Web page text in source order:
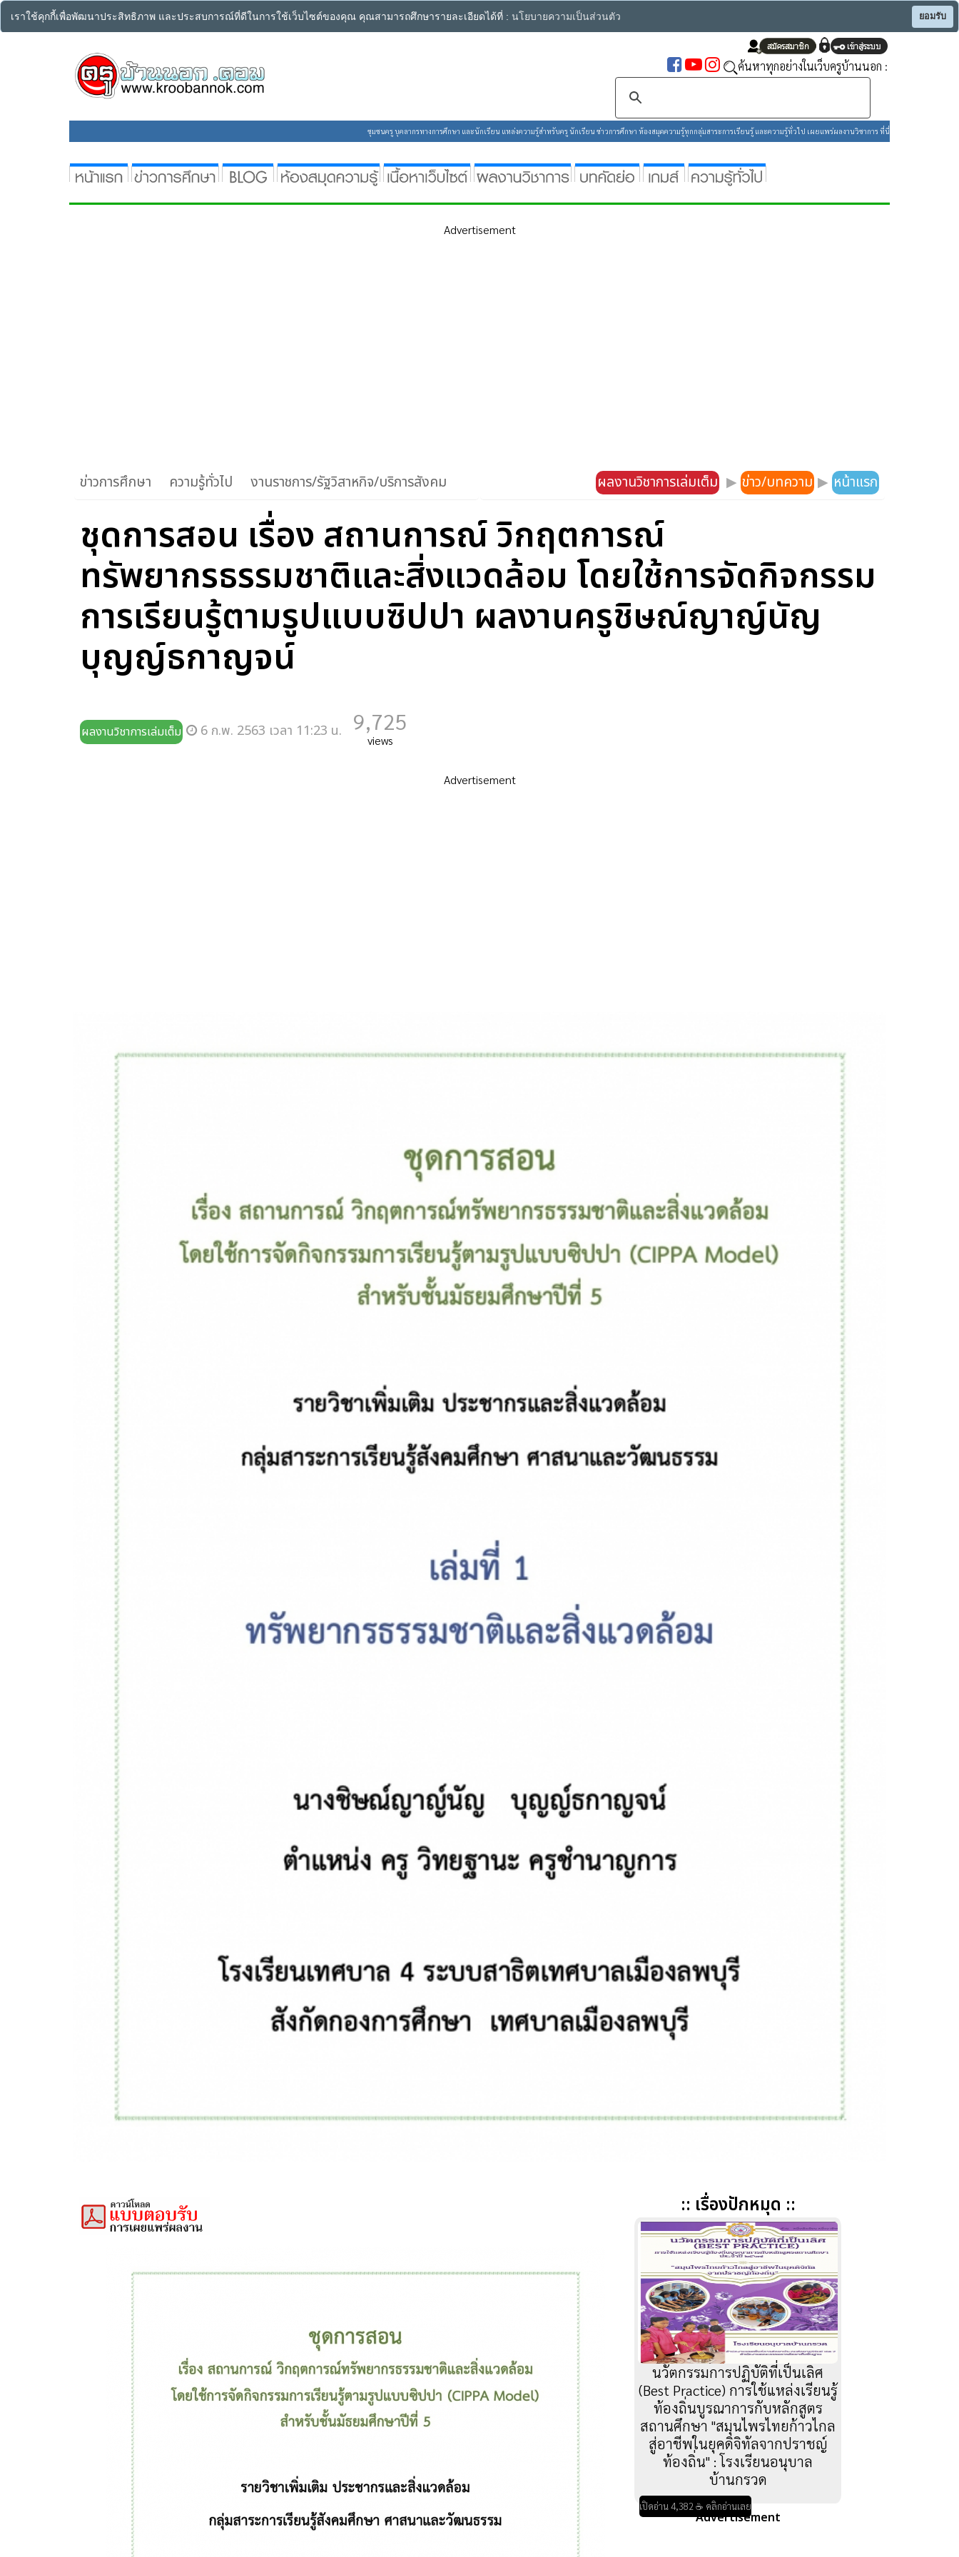
เราใช้คุกกี้เพื่อพัฒนาประสิทธิภาพ และประสบการณ์ที่ดีในการใช้เว็บไซต์ของคุณ คุณสามารถศึกษารายละเอียดได้ที่ : นโยบายความเป็นส่วนตัว ยอมรับ
ค้นหาทุกอย่างในเว็บครูบ้านนอก :
ชุมชนครู บุคลากรทางการศึกษา และนักเรียน แหล่งความรู้สำหรับครู นักเรียน ข่าวการศึกษา ห้องสมุดความรู้ทุกกลุ่มสาระการเรียนรู้ และความรู้ทั่วไป เผยแพร่ผลงานวิชาการ ที่นี่
Advertisement
ข่าวการศึกษา ความรู้ทั่วไป งานราชการ/รัฐวิสาหกิจ/บริการสังคม ผลงานวิชาการเล่มเต็ม ▶ ข่าว/บทความ ▶ หน้าแรก
ชุดการสอน เรื่อง สถานการณ์ วิกฤตการณ์
ทรัพยากรธรรมชาติและสิ่งแวดล้อม โดยใช้การจัดกิจกรรม
การเรียนรู้ตามรูปแบบซิปปา ผลงานครูชิษณ์ญาญ์นัญ
บุญญ์ธกาญจน์
ผลงานวิชาการเล่มเต็ม 6 ก.พ. 2563 เวลา 11:23 น. 9,725
views
Advertisement
:: เรื่องปักหมุด ::
นวัตกรรมการปฏิบัติที่เป็นเลิศ
(Best Practice) การใช้แหล่งเรียนรู้
ท้องถิ่นบูรณาการกับหลักสูตร
สถานศึกษา "สมุนไพรไทยก้าวไกล
สู่อาชีพในยุคดิจิทัลจากปราชญ์
ท้องถิ่น" : โรงเรียนอนุบาล
บ้านกรวด
เปิดอ่าน 4,382 ☕ คลิกอ่านเลย
Advertisement